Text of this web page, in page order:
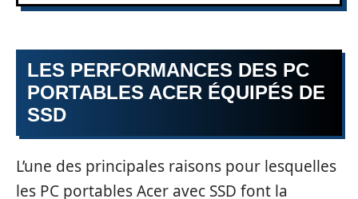
LES PERFORMANCES DES PC
PORTABLES ACER ÉQUIPÉS DE
SSD
L’une des principales raisons pour lesquelles
les PC portables Acer avec SSD font la